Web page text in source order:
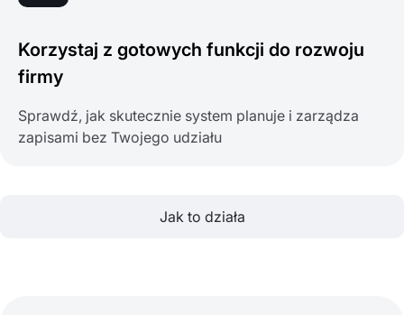
Korzystaj z gotowych funkcji do rozwoju
firmy
Sprawdź, jak skutecznie system planuje i zarządza
zapisami bez Twojego udziału
Jak to działa